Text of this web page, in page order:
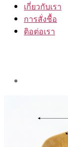
เกี่ยวกับเรา
การสั่งชื้อ
ติอต่อเรา